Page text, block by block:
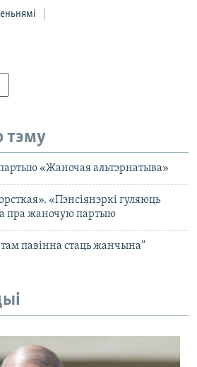
тэму
«Жаночая альтэрнатыва»
«Пэнсіянэркі гуляюць
пра жаночую партыю
павінна стаць жанчына”